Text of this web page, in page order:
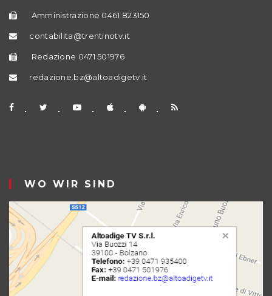
Amministrazione 0461 823150
contabilita@trentinotv.it
Redazione 0471 501976
redazione.bz@altoadigetv.it
WO WIR SIND